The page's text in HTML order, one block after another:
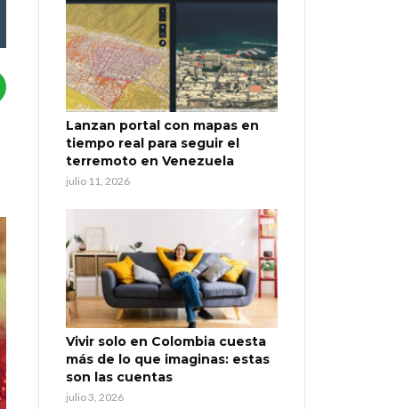
Lanzan portal con mapas en
tiempo real para seguir el
terremoto en Venezuela
julio 11, 2026
Vivir solo en Colombia cuesta
más de lo que imaginas: estas
son las cuentas
julio 3, 2026